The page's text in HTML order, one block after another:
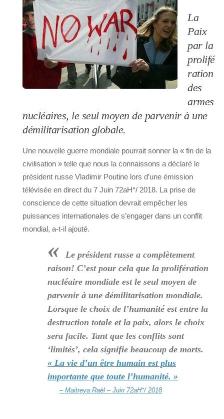
La
Paix
par la
prolifé
ration
des
armes
nucléaires, le seul moyen de parvenir à une
démilitarisation globale.
Une nouvelle guerre mondiale pourrait sonner la « fin de la
civilisation » telle que nous la connaissons a déclaré le
président russe Vladimir Poutine lors d’une émission
télévisée en direct du 7 Juin 72aH*/ 2018. La prise de
conscience de cette situation devrait empêcher les
puissances internationales de s’engager dans un conflit
mondial, a-t-il ajouté.
«
Le président russe a complètement
raison! C’est pour cela que la prolifération
nucléaire mondiale est le seul moyen de
parvenir à une démilitarisation mondiale.
Lorsque le choix de l’humanité est entre la
destruction totale et la paix, alors le choix
sera facile. Tant que les conflits sont
‘limités’, cela signifie beaucoup de morts.
« La vie d’un être humain est plus
importante que toute l’humanité. »
– Maitreya Raël – Juin 72aH*/ 2018